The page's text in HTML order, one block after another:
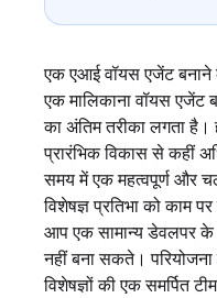
एक एआई वॉयस एजेंट बनाने
एक मालिकाना वॉयस एजेंट
का अंतिम तरीका लगता है।
प्रारंभिक विकास से कहीं
समय में एक महत्वपूर्ण और
विशेषज्ञ प्रतिभा को काम
आप एक सामान्य डेवलपर
नहीं बना सकते।
विशेषज्ञों की एक समर्पित